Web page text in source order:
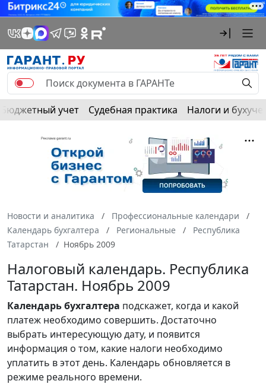
Бюджетный учет Судебная практика Налоги и
Новости и аналитика
Профессиональные календари
Календарь бухгалтера
Региональные
Республика
Татарстан
Ноябрь 2009
Налоговый календарь. Республика
Татарстан. Ноябрь 2009
Календарьбухгалтера подскажет, когда и какой
платеж необходимо совершить. Достаточно
выбрать интересующую дату, и появится
информация о том, какие налоги необходимо
уплатить в этот день. Календарь обновляется в
режиме реального времени.